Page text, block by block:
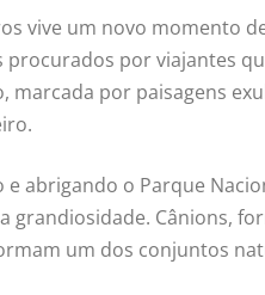
vive um novo momento
por viajantes
marcada por paisagens
abrigando o Parque
Cânions,
um dos conjuntos